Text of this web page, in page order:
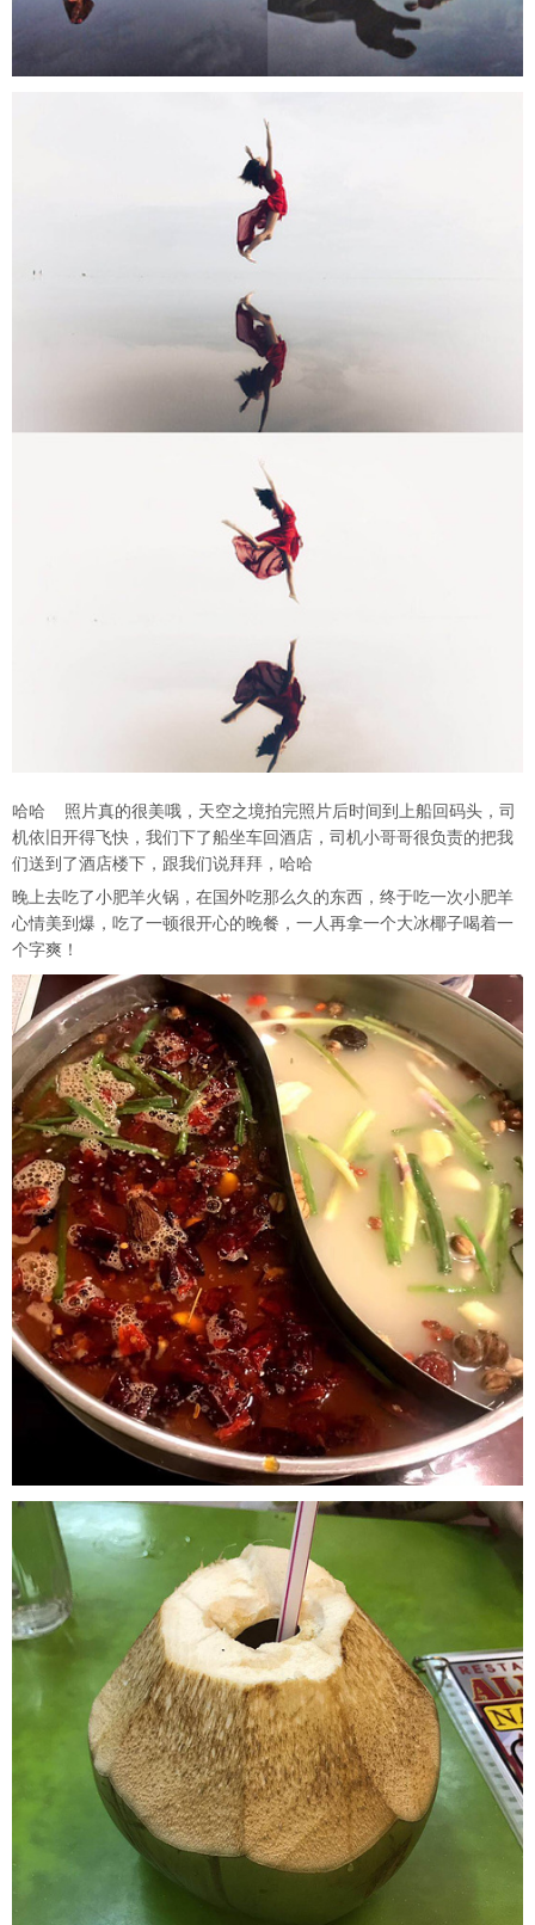
哈哈 照片真的很美哦，天空之境拍完照片后时间到上船回码头，司
机依旧开得飞快，我们下了船坐车回酒店，司机小哥哥很负责的把我
们送到了酒店楼下，跟我们说拜拜，哈哈
晚上去吃了小肥羊火锅，在国外吃那么久的东西，终于吃一次小肥羊
心情美到爆，吃了一顿很开心的晚餐，一人再拿一个大冰椰子喝着一
个字爽！